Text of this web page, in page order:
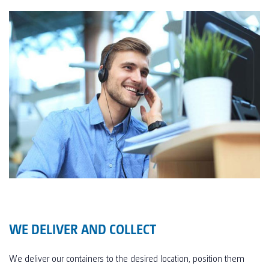
WE DELIVER AND COLLECT
We deliver our containers to the desired location, position them